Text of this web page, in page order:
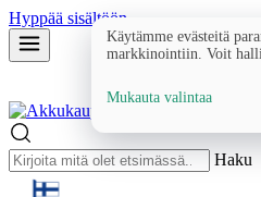
Hyppää sisältöön
Haku
Käytämme evästeitä
markkinointiin. Voit
Mukauta valintaa